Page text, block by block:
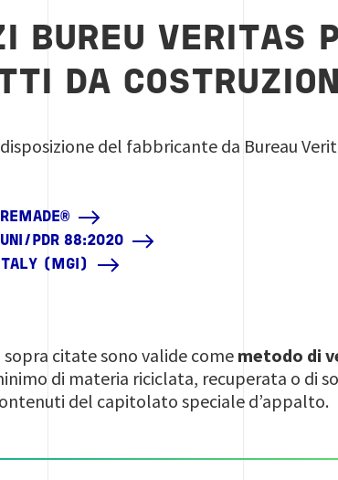
BUREU VERITAS
DA
disposizione del fabbricante da Bureau
UNI/PDR 88:2020
ITALY (MGI)
citate sono valide come metodo di
di materia riciclata, recuperata o
del capitolato speciale d’appalto.